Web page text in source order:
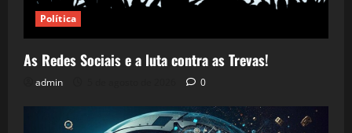
Política
As Redes Sociais e a luta contra as Trevas!
admin 0